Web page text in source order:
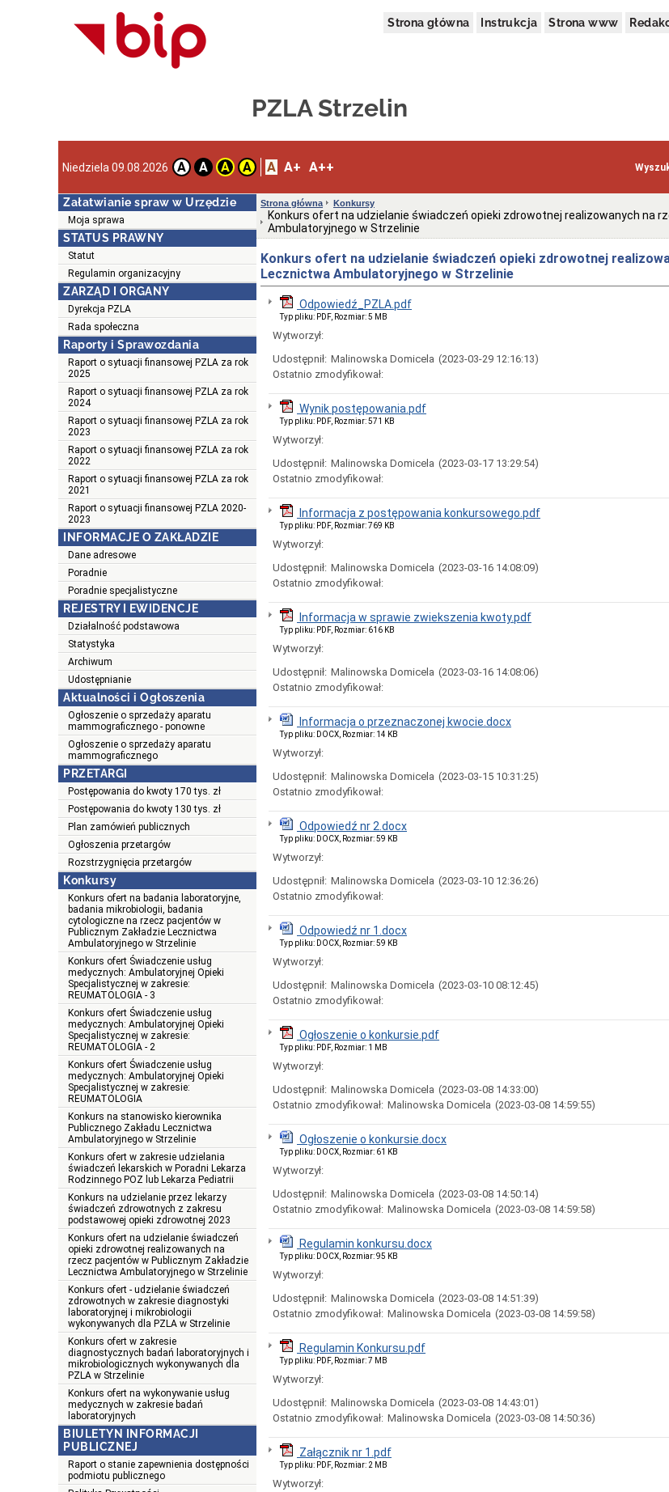
Strona główna Instrukcja Strona www
PZLA Strzelin
Niedziela 09.08.2026 A A A A A A+ A++
Załatwianie spraw w Urzędzie
Moja sprawa
STATUS PRAWNY
Statut
Regulamin organizacyjny
ZARZĄD I ORGANY
Dyrekcja PZLA
Rada społeczna
Raporty i Sprawozdania
Raport o sytuacji finansowej PZLA za rok
2025
Raport o sytuacji finansowej PZLA za rok
2024
Raport o sytuacji finansowej PZLA za rok
2023
Raport o sytuacji finansowej PZLA za rok
2022
Raport o sytuacji finansowej PZLA za rok
2021
Raport o sytuacji finansowej PZLA 2020-
2023
INFORMACJE O ZAKŁADZIE
Dane adresowe
Poradnie
Poradnie specjalistyczne
REJESTRY I EWIDENCJE
Działalność podstawowa
Statystyka
Archiwum
Udostępnianie
Aktualności i Ogłoszenia
Ogłoszenie o sprzedaży aparatu
mammograficznego - ponowne
Ogłoszenie o sprzedaży aparatu
mammograficznego
PRZETARGI
Postępowania do kwoty 170 tys. zł
Postępowania do kwoty 130 tys. zł
Plan zamówień publicznych
Ogłoszenia przetargów
Rozstrzygnięcia przetargów
Konkursy
Konkurs ofert na badania laboratoryjne,
badania mikrobiologii, badania
cytologiczne na rzecz pacjentów w
Publicznym Zakładzie Lecznictwa
Ambulatoryjnego w Strzelinie
Konkurs ofert Świadczenie usług
medycznych: Ambulatoryjnej Opieki
Specjalistycznej w zakresie:
REUMATOLOGIA - 3
Konkurs ofert Świadczenie usług
medycznych: Ambulatoryjnej Opieki
Specjalistycznej w zakresie:
REUMATOLOGIA - 2
Konkurs ofert Świadczenie usług
medycznych: Ambulatoryjnej Opieki
Specjalistycznej w zakresie:
REUMATOLOGIA
Konkurs na stanowisko kierownika
Publicznego Zakładu Lecznictwa
Ambulatoryjnego w Strzelinie
Konkurs ofert w zakresie udzielania
świadczeń lekarskich w Poradni Lekarza
Rodzinnego POZ lub Lekarza Pediatrii
Konkurs na udzielanie przez lekarzy
świadczeń zdrowotnych z zakresu
podstawowej opieki zdrowotnej 2023
Konkurs ofert na udzielanie świadczeń
opieki zdrowotnej realizowanych na
rzecz pacjentów w Publicznym Zakładzie
Lecznictwa Ambulatoryjnego w Strzelinie
Konkurs ofert - udzielanie świadczeń
zdrowotnych w zakresie diagnostyki
laboratoryjnej i mikrobiologii
wykonywanych dla PZLA w Strzelinie
Konkurs ofert w zakresie
diagnostycznych badań laboratoryjnych i
mikrobiologicznych wykonywanych dla
PZLA w Strzelinie
Konkurs ofert na wykonywanie usług
medycznych w zakresie badań
laboratoryjnych
BIULETYN INFORMACJI
PUBLICZNEJ
Raport o stanie zapewnienia dostępności
podmiotu publicznego
Strona główna Konkursy
Konkurs ofert na udzielanie świadczeń opieki zdrowotnej realizowanych na
Ambulatoryjnego w Strzelinie
Konkurs ofert na udzielanie świadczeń opieki zdrowotnej
Lecznictwa Ambulatoryjnego w Strzelinie
Odpowiedź_PZLA.pdf
Typ pliku: PDF, Rozmiar: 5 MB
Wytworzył:
Udostępnił: Malinowska Domicela (2023-03-29 12:16:13)
Ostatnio zmodyfikował:
Wynik postępowania.pdf
Typ pliku: PDF, Rozmiar: 571 KB
Wytworzył:
Udostępnił: Malinowska Domicela (2023-03-17 13:29:54)
Ostatnio zmodyfikował:
Informacja z postępowania konkursowego.pdf
Typ pliku: PDF, Rozmiar: 769 KB
Wytworzył:
Udostępnił: Malinowska Domicela (2023-03-16 14:08:09)
Ostatnio zmodyfikował:
Informacja w sprawie zwiekszenia kwoty.pdf
Typ pliku: PDF, Rozmiar: 616 KB
Wytworzył:
Udostępnił: Malinowska Domicela (2023-03-16 14:08:06)
Ostatnio zmodyfikował:
Informacja o przeznaczonej kwocie.docx
Typ pliku: DOCX, Rozmiar: 14 KB
Wytworzył:
Udostępnił: Malinowska Domicela (2023-03-15 10:31:25)
Ostatnio zmodyfikował:
Odpowiedź nr 2.docx
Typ pliku: DOCX, Rozmiar: 59 KB
Wytworzył:
Udostępnił: Malinowska Domicela (2023-03-10 12:36:26)
Ostatnio zmodyfikował:
Odpowiedź nr 1.docx
Typ pliku: DOCX, Rozmiar: 59 KB
Wytworzył:
Udostępnił: Malinowska Domicela (2023-03-10 08:12:45)
Ostatnio zmodyfikował:
Ogłoszenie o konkursie.pdf
Typ pliku: PDF, Rozmiar: 1 MB
Wytworzył:
Udostępnił: Malinowska Domicela (2023-03-08 14:33:00)
Ostatnio zmodyfikował: Malinowska Domicela (2023-03-08 14:59:55)
Ogłoszenie o konkursie.docx
Typ pliku: DOCX, Rozmiar: 61 KB
Wytworzył:
Udostępnił: Malinowska Domicela (2023-03-08 14:50:14)
Ostatnio zmodyfikował: Malinowska Domicela (2023-03-08 14:59:58)
Regulamin konkursu.docx
Typ pliku: DOCX, Rozmiar: 95 KB
Wytworzył:
Udostępnił: Malinowska Domicela (2023-03-08 14:51:39)
Ostatnio zmodyfikował: Malinowska Domicela (2023-03-08 14:59:58)
Regulamin Konkursu.pdf
Typ pliku: PDF, Rozmiar: 7 MB
Wytworzył:
Udostępnił: Malinowska Domicela (2023-03-08 14:43:01)
Ostatnio zmodyfikował: Malinowska Domicela (2023-03-08 14:50:36)
Załącznik nr 1.pdf
Typ pliku: PDF, Rozmiar: 2 MB
Wytworzył: